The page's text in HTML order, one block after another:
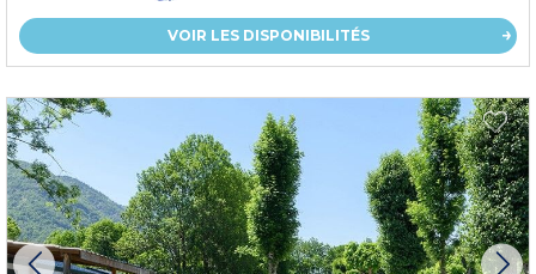
VOIR LES DISPONIBILITÉS